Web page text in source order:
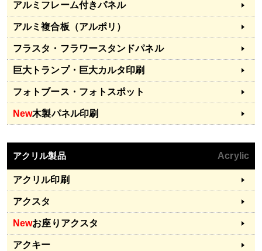
アルミフレーム付きパネル
アルミ複合板（アルポリ）
フラスタ・フラワースタンドパネル
巨大トランプ・巨大カルタ印刷
フォトブース・フォトスポット
New木製パネル印刷
アクリル製品 Acrylic
アクリル印刷
アクスタ
Newお座りアクスタ
アクキー